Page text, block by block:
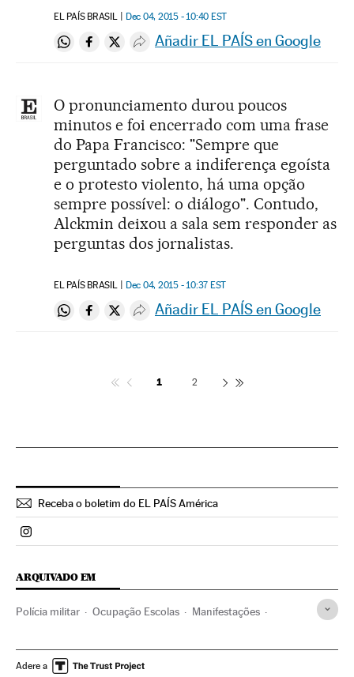
EL PAÍS BRASIL Dec 04, 2015 - 10:40 EST
Compartir en Whatsapp
Compartir en Facebook
Compartir en Twitter
Desplegar Redes Sociales
Añadir EL PAÍS en Google
O pronunciamento durou poucos
minutos e foi encerrado com uma frase
do Papa Francisco: "Sempre que
perguntado sobre a indiferença egoísta
e o protesto violento, há uma opção
sempre possível: o diálogo". Contudo,
Alckmin deixou a sala sem responder as
perguntas dos jornalistas.
EL PAÍS BRASIL Dec 04, 2015 - 10:37 EST
Compartir en Whatsapp
Compartir en Facebook
Compartir en Twitter
Desplegar Redes Sociales
Añadir EL PAÍS en Google
1 2
Receba o boletim do EL PAÍS América
Politica El País Brasil en Instagram
ARQUIVADO EM
Polícia militar Ocupação Escolas Manifestações
Reorganização Escolar paulista
Adere a